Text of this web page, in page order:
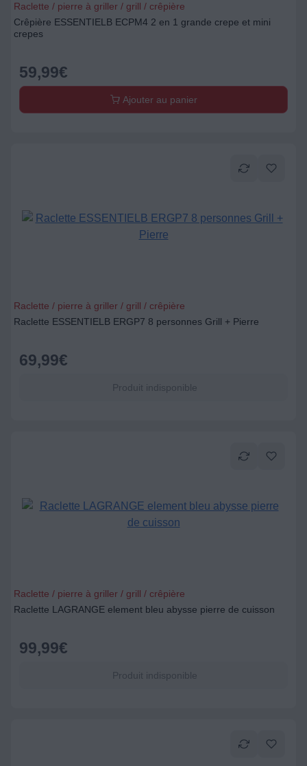
Raclette / pierre à griller / grill / crêpière
Crêpière ESSENTIELB ECPM4 2 en 1 grande crepe et mini
crepes
59,99€
Ajouter au panier
Raclette / pierre à griller / grill / crêpière
Raclette ESSENTIELB ERGP7 8 personnes Grill + Pierre
69,99€
Produit indisponible
Raclette / pierre à griller / grill / crêpière
Raclette LAGRANGE element bleu abysse pierre de cuisson
99,99€
Produit indisponible